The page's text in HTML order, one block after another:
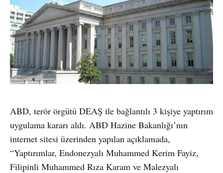
ABD, terör örgütü DEAŞ ile bağlantılı 3 kişiye yaptırım
uygulama kararı aldı. ABD Hazine Bakanlığı’nın
internet sitesi üzerinden yapılan açıklamada,
“Yaptırımlar, Endonezyalı Muhammed Kerim Fayiz,
Filipinli Muhammed Rıza Karam ve Malezyalı